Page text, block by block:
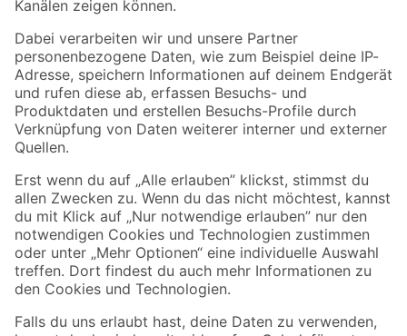
Folge uns
Zahlungsarten Versandarten
Sicher einkaufen
Jetzt die toom-App herunterladen